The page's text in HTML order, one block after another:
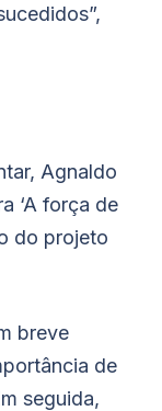
Agnaldo
‘A força de
do projeto
breve
de
seguida,